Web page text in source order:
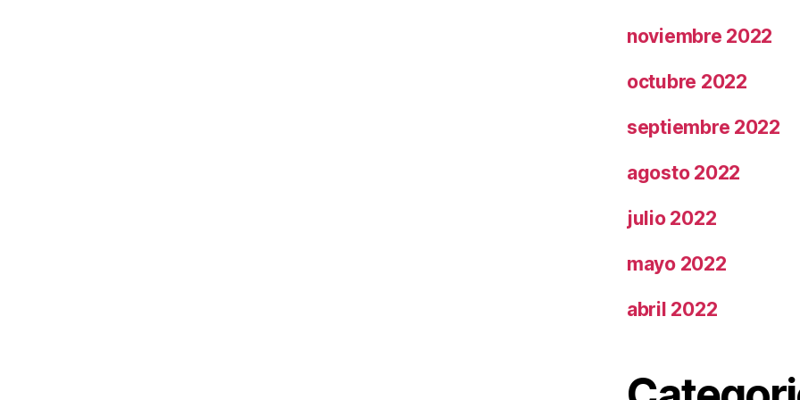
noviembre 2022
octubre 2022
septiembre 2022
agosto 2022
julio 2022
mayo 2022
abril 2022